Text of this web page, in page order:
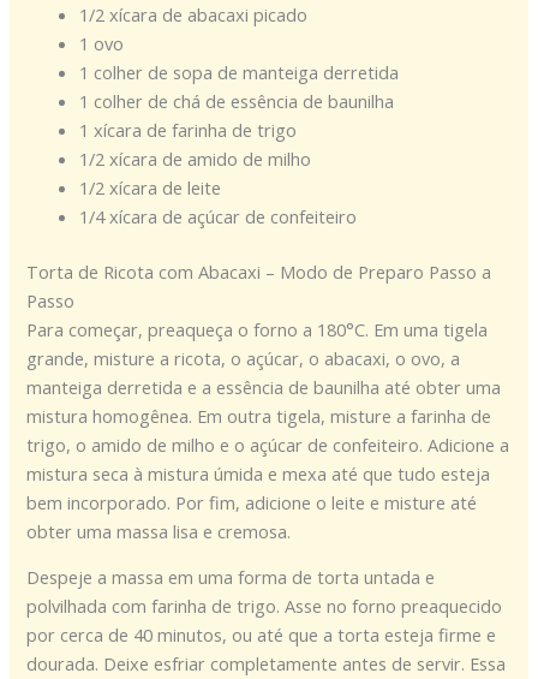
1/2 xícara de abacaxi picado
1 ovo
1 colher de sopa de manteiga derretida
1 colher de chá de essência de baunilha
1 xícara de farinha de trigo
1/2 xícara de amido de milho
1/2 xícara de leite
1/4 xícara de açúcar de confeiteiro
Torta de Ricota com Abacaxi – Modo de Preparo Passo a
Passo
Para começar, preaqueça o forno a 180°C. Em uma tigela
grande, misture a ricota, o açúcar, o abacaxi, o ovo, a
manteiga derretida e a essência de baunilha até obter uma
mistura homogênea. Em outra tigela, misture a farinha de
trigo, o amido de milho e o açúcar de confeiteiro. Adicione a
mistura seca à mistura úmida e mexa até que tudo esteja
bem incorporado. Por fim, adicione o leite e misture até
obter uma massa lisa e cremosa.
Despeje a massa em uma forma de torta untada e
polvilhada com farinha de trigo. Asse no forno preaquecido
por cerca de 40 minutos, ou até que a torta esteja firme e
dourada. Deixe esfriar completamente antes de servir. Essa